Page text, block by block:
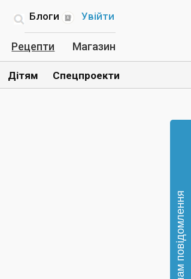
Увійти
Блоги
Рецепти Магазин
Дітям Спецпроекти